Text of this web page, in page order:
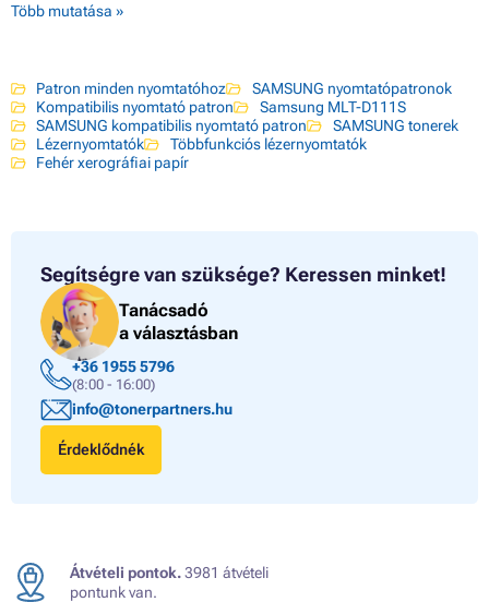
Több mutatása »
Patron minden nyomtatóhoz
SAMSUNG nyomtatópatronok
Kompatibilis nyomtató patron
Samsung MLT-D111S
SAMSUNG kompatibilis nyomtató patron
SAMSUNG tonerek
Lézernyomtatók
Többfunkciós lézernyomtatók
Fehér xerográfiai papír
Segítségre van szüksége? Keressen minket!
Tanácsadó
a választásban
+36 1955 5796
(8:00 - 16:00)
info@tonerpartners.hu
Érdeklődnék
Átvételi pontok.3981 átvételi
pontunk van.